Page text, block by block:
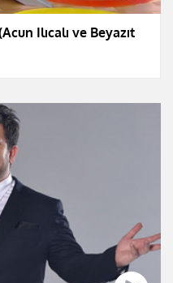
Ilıcalı ve Beyazıt